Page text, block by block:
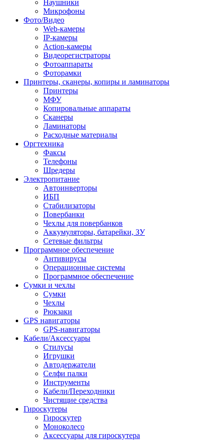
Наушники
Микрофоны
Фото/Видео
Web-камеры
IP-камеры
Action-камеры
Видеорегистраторы
Фотоаппараты
Фоторамки
Принтеры, сканеры, копиры и ламинаторы
Принтеры
МФУ
Копировальные аппараты
Сканеры
Ламинаторы
Расходные материалы
Оргтехника
Факсы
Телефоны
Шредеры
Электропитание
Автоинверторы
ИБП
Стабилизаторы
Повербанки
Чехлы для повербанков
Аккумуляторы, батарейки, ЗУ
Сетевые фильтры
Программное обеспечение
Антивирусы
Операционные системы
Программное обеспечение
Сумки и чехлы
Сумки
Чехлы
Рюкзаки
GPS навигаторы
GPS-навигаторы
Кабели/Аксессуары
Стилусы
Игрушки
Автодержатели
Селфи палки
Инструменты
Кабели/Переходники
Чистящие средства
Гироскутеры
Гироскутер
Моноколесо
Аксессуары для гироскутера